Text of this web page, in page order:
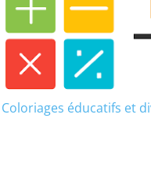
Coloriages éducatifs et